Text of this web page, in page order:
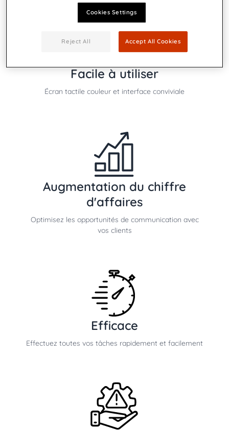
Facile à utiliser
Écran tactile couleur et interface conviviale
Augmentation du chiffre
d'affaires
Optimisez les opportunités de communication avec
vos clients
Efficace
Effectuez toutes vos tâches rapidement et facilement
Cookies Settings
Reject All Accept All Cookies